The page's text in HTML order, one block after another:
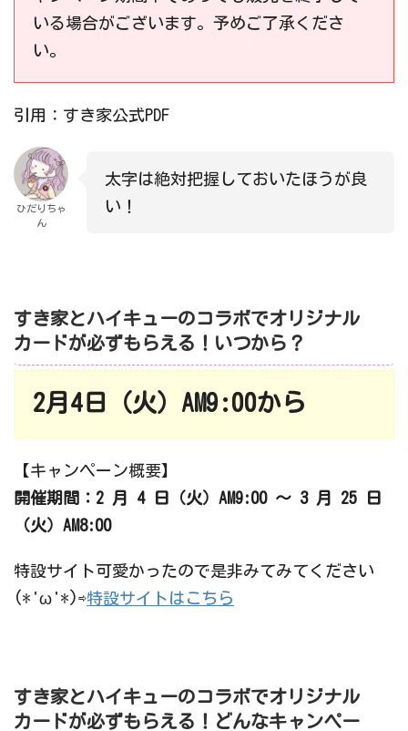
いる場合がございます。予めご了承くださ
い。
引用：すき家公式PDF
ひだりちゃ
ん
太字は絶対把握しておいたほうが良
い！
すき家とハイキューのコラボでオリジナル
カードが必ずもらえる！いつから？
2月4日（火）AM9:00から
【キャンペーン概要】
開催期間：2 月 4 日（火）AM9:00 ～ 3 月 25 日
（火）AM8:00
特設サイト可愛かったので是非みてみてください
(*'ω'*)⇨特設サイトはこちら
すき家とハイキューのコラボでオリジナル
カードが必ずもらえる！どんなキャンペー